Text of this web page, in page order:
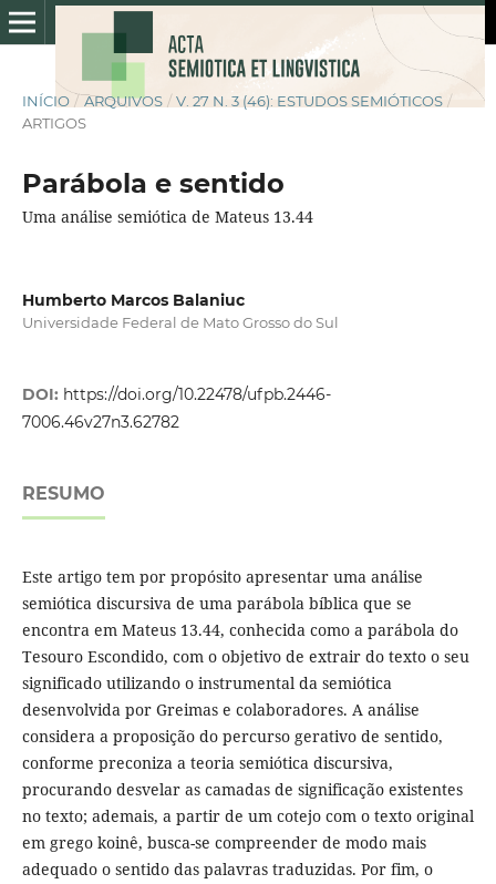
INÍCIO / ARQUIVOS / V. 27 N. 3 (46): ESTUDOS SEMIÓTICOS /
ARTIGOS
Parábola e sentido
Uma análise semiótica de Mateus 13.44
Humberto Marcos Balaniuc
Universidade Federal de Mato Grosso do Sul
DOI: https://doi.org/10.22478/ufpb.2446-
7006.46v27n3.62782
RESUMO
Este artigo tem por propósito apresentar uma análise
semiótica discursiva de uma parábola bíblica que se
encontra em Mateus 13.44, conhecida como a parábola do
Tesouro Escondido, com o objetivo de extrair do texto o seu
significado utilizando o instrumental da semiótica
desenvolvida por Greimas e colaboradores. A análise
considera a proposição do percurso gerativo de sentido,
conforme preconiza a teoria semiótica discursiva,
procurando desvelar as camadas de significação existentes
no texto; ademais, a partir de um cotejo com o texto original
em grego koinê, busca-se compreender de modo mais
adequado o sentido das palavras traduzidas. Por fim, o